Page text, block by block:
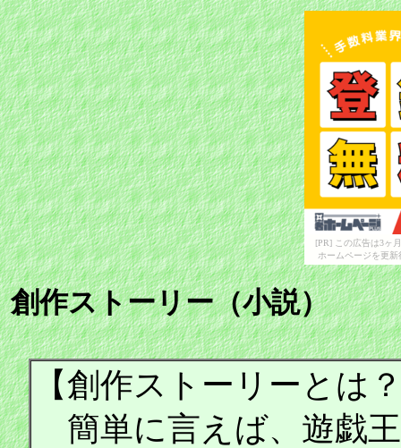
[PR] この広告は3ヶ
ホームページを更
創作ストーリー（小説）
【創作ストーリーとは
簡単に言えば、遊戯